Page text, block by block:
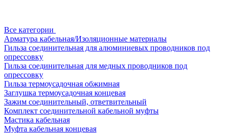
Все категории
Арматура кабельная/Изоляционные материалы
Гильза соединительная для алюминиевых проводников под
опрессовку
Гильза соединительная для медных проводников под
опрессовку
Гильза термоусадочная обжимная
Заглушка термоусадочная концевая
Зажим соединительный, ответвительный
Комплект соединительной кабельной муфты
Мастика кабельная
Муфта кабельная концевая